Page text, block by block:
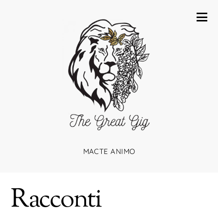
MACTE ANIMO
Racconti